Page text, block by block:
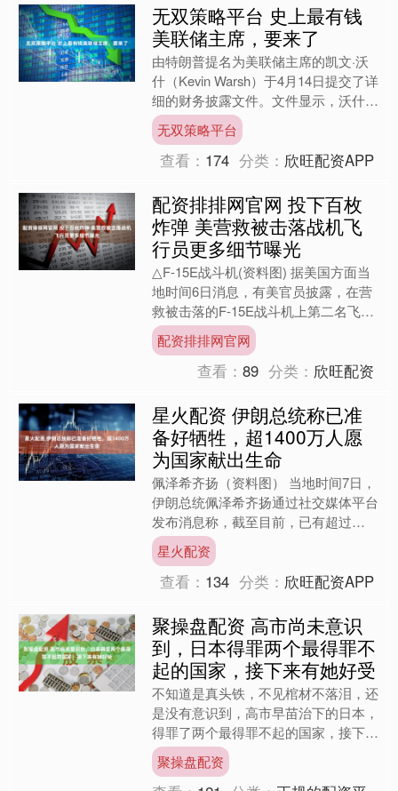
无双策略平台 史上最有钱
美联储主席，要来了
由特朗普提名为美联储主席的凯文·沃
什（Kevin Warsh）于4月14日提交了详
细的财务披露文件。文件显示，沃什个
人资产估值高达数亿美元，如果沃什当
选，其有望....
无双策略平台
查看： 174 分类： 欣旺配资APP
配资排排网官网 投下百枚
炸弹 美营救被击落战机飞
行员更多细节曝光
△F-15E战斗机(资料图) 据美国方面当
地时间6日消息，有美官员披露，在营
救被击落的F-15E战斗机上第二名飞行
员时，美军B-1轰炸机向营救地点附近
投下了约1....
配资排排网官网
查看：89 分类： 欣旺配资
星火配资 伊朗总统称已准
备好牺牲，超1400万人愿
为国家献出生命
佩泽希齐扬（资料图） 当地时间7日，
伊朗总统佩泽希齐扬通过社交媒体平台
发布消息称，截至目前，已有超过
1400万名伊朗人表示，已准备好为保
卫伊朗而献出生命，也包括....
星火配资
查看： 134 分类： 欣旺配资APP
聚操盘配资 高市尚未意识
到，日本得罪两个最得罪不
起的国家，接下来有她好受
不知道是真头铁，不见棺材不落泪，还
是没有意识到，高市早苗治下的日本，
得罪了两个最得罪不起的国家，接下来
有她好受的。 二战后首次！日本作战
人员踏上菲律宾国土，参与....
聚操盘配资